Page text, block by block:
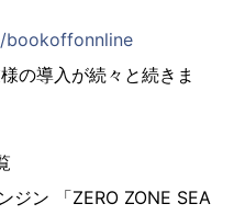
の導入が続々と続きま
ジン 「ZERO ZONE SEA